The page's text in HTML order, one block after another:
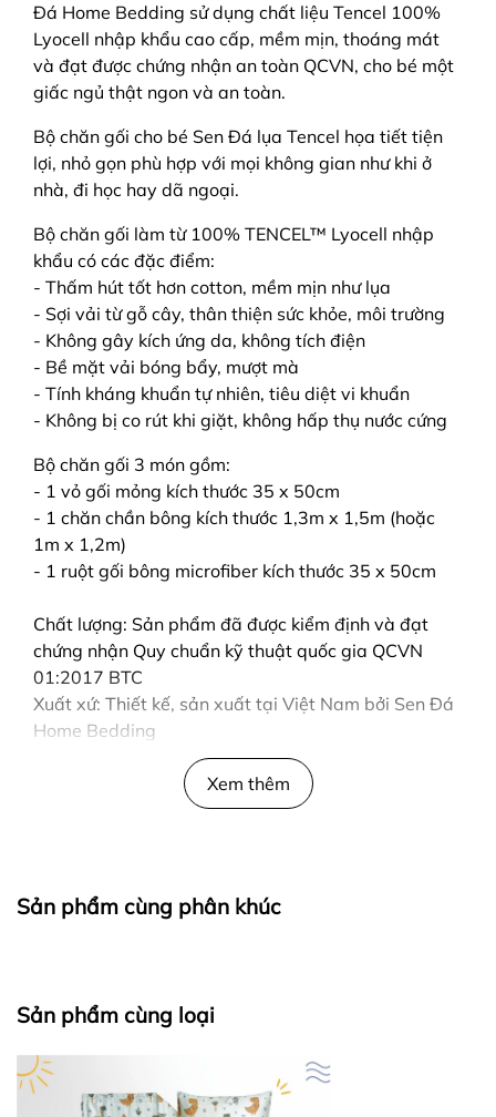
Đá Home Bedding sử dụng chất liệu Tencel 100%
Lyocell nhập khẩu cao cấp, mềm mịn, thoáng mát
và đạt được chứng nhận an toàn QCVN, cho bé một
giấc ngủ thật ngon và an toàn.
Bộ chăn gối cho bé Sen Đá lụa Tencel họa tiết tiện
lợi, nhỏ gọn phù hợp với mọi không gian như khi ở
nhà, đi học hay dã ngoại.
Bộ chăn gối làm từ 100% TENCEL™ Lyocell nhập
khẩu có các đặc điểm:
- Thấm hút tốt hơn cotton, mềm mịn như lụa
- Sợi vải từ gỗ cây, thân thiện sức khỏe, môi trường
- Không gây kích ứng da, không tích điện
- Bề mặt vải bóng bẩy, mượt mà
- Tính kháng khuẩn tự nhiên, tiêu diệt vi khuẩn
- Không bị co rút khi giặt, không hấp thụ nước cứng
Bộ chăn gối 3 món gồm:
- 1 vỏ gối mỏng kích thước 35 x 50cm
- 1 chăn chần bông kích thước 1,3m x 1,5m (hoặc
1m x 1,2m)
- 1 ruột gối bông microfiber kích thước 35 x 50cm
Chất lượng: Sản phẩm đã được kiểm định và đạt
chứng nhận Quy chuẩn kỹ thuật quốc gia QCVN
01:2017 BTC
Xuất xứ: Thiết kế, sản xuất tại Việt Nam bởi Sen Đá
Home Bedding
Xem thêm
Chế độ giặt
(Silk/Delicate)
Giặt bình thường
Sản phẩm cùng phân khúc
Sản phẩm cùng loại